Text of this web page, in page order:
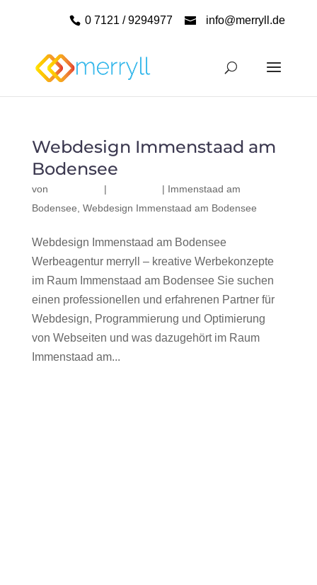
0 7121 / 9294977 info@merryll.de
Webdesign Immenstaad am
Bodensee
von | | Immenstaad am
Bodensee Webdesign Immenstaad am Bodensee
Webdesign Immenstaad am Bodensee
Werbeagentur merryll – kreative Werbekonzepte
im Raum Immenstaad am Bodensee Sie suchen
einen professionellen und erfahrenen Partner für
Webdesign, Programmierung und Optimierung
von Webseiten und was dazugehört im Raum
Immenstaad am...